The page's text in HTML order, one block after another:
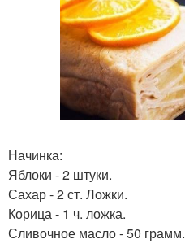
Начинка:
Яблоки - 2 штуки.
Сахар - 2 ст. Ложки.
Корица - 1 ч. ложка.
Сливочное масло - 50 грамм.